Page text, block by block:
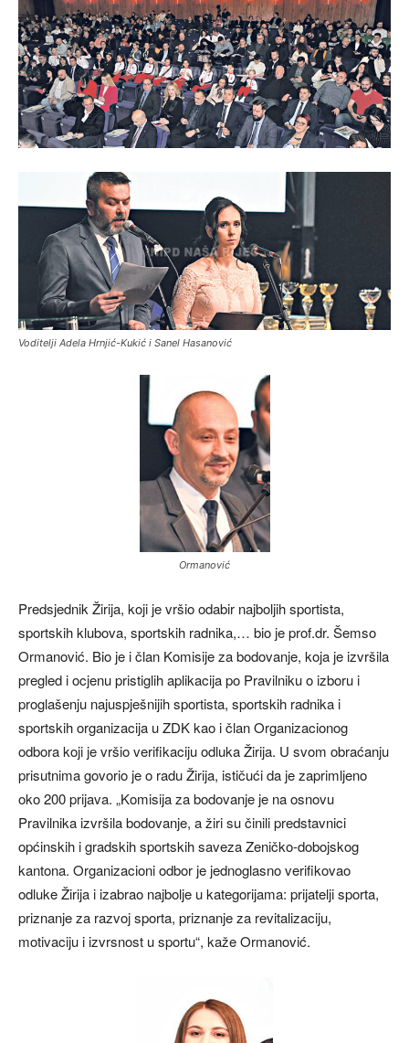
Voditelji Adela Hrnjić-Kukić i Sanel Hasanović
Ormanović
Predsjednik Žirija, koji je vršio odabir najboljih sportista,
sportskih klubova, sportskih radnika,… bio je prof.dr. Šemso
Ormanović. Bio je i član Komisije za bodovanje, koja je izvršila
pregled i ocjenu pristiglih aplikacija po Pravilniku o izboru i
proglašenju najuspješnijih sportista, sportskih radnika i
sportskih organizacija u ZDK kao i član Organizacionog
odbora koji je vršio verifikaciju odluka Žirija. U svom obraćanju
prisutnima govorio je o radu Žirija, ističući da je zaprimljeno
oko 200 prijava. „Komisija za bodovanje je na osnovu
Pravilnika izvršila bodovanje, a žiri su činili predstavnici
općinskih i gradskih sportskih saveza Zeničko-dobojskog
kantona. Organizacioni odbor je jednoglasno verifikovao
odluke Žirija i izabrao najbolje u kategorijama: prijatelji sporta,
priznanje za razvoj sporta, priznanje za revitalizaciju,
motivaciju i izvrsnost u sportu“, kaže Ormanović.